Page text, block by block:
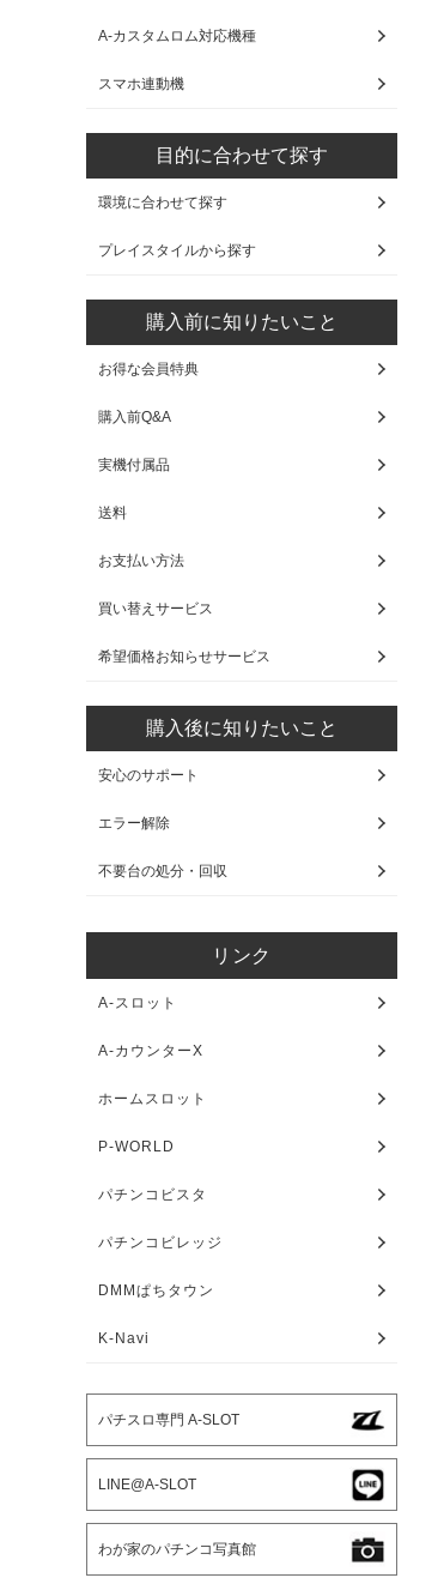
A-カスタムロム対応機種
スマホ連動機
目的に合わせて探す
環境に合わせて探す
プレイスタイルから探す
購入前に知りたいこと
お得な会員特典
購入前Q&A
実機付属品
送料
お支払い方法
買い替えサービス
希望価格お知らせサービス
購入後に知りたいこと
安心のサポート
エラー解除
不要台の処分・回収
リンク
A-スロット
A-カウンターX
ホームスロット
P-WORLD
パチンコビスタ
パチンコビレッジ
DMMぱちタウン
K-Navi
パチスロ専門 A-SLOT
LINE@A-SLOT
わが家のパチンコ写真館